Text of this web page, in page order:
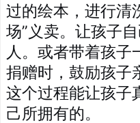
过的绘本，进行清
场”义卖。让孩子
人。或者带着孩
捐赠时，鼓励孩子
这个过程能让孩子
己所拥有的。